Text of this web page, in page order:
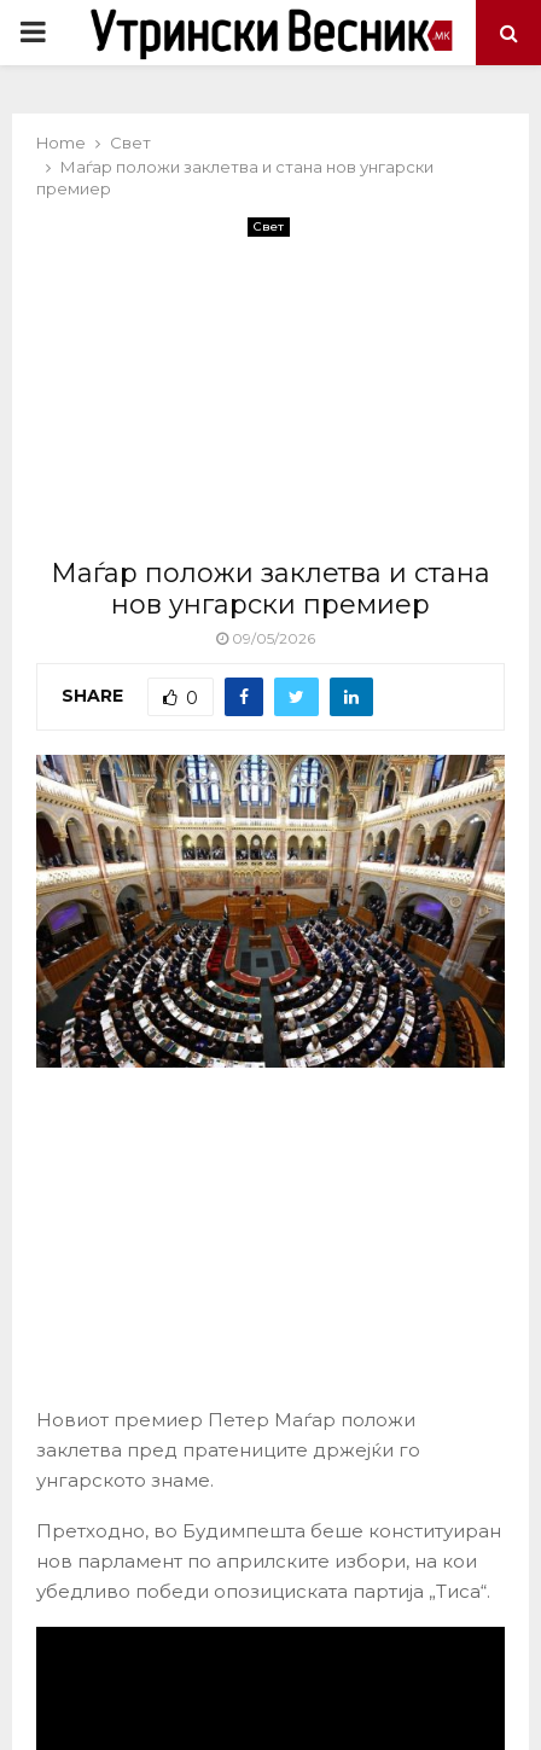
PRIMARY
Home
Свет
Маѓар положи заклетва и стана нов унгарски
премиер
Свет
Маѓар положи заклетва и стана
нов унгарски премиер
09/05/2026
SHARE 0
Новиот премиер Петер Маѓар положи
заклетва пред пратениците држејќи го
унгарското знаме.
Претходно, во Будимпешта беше конституиран
нов парламент по априлските избори, на кои
убедливо победи опозициската партија „Тиса“.